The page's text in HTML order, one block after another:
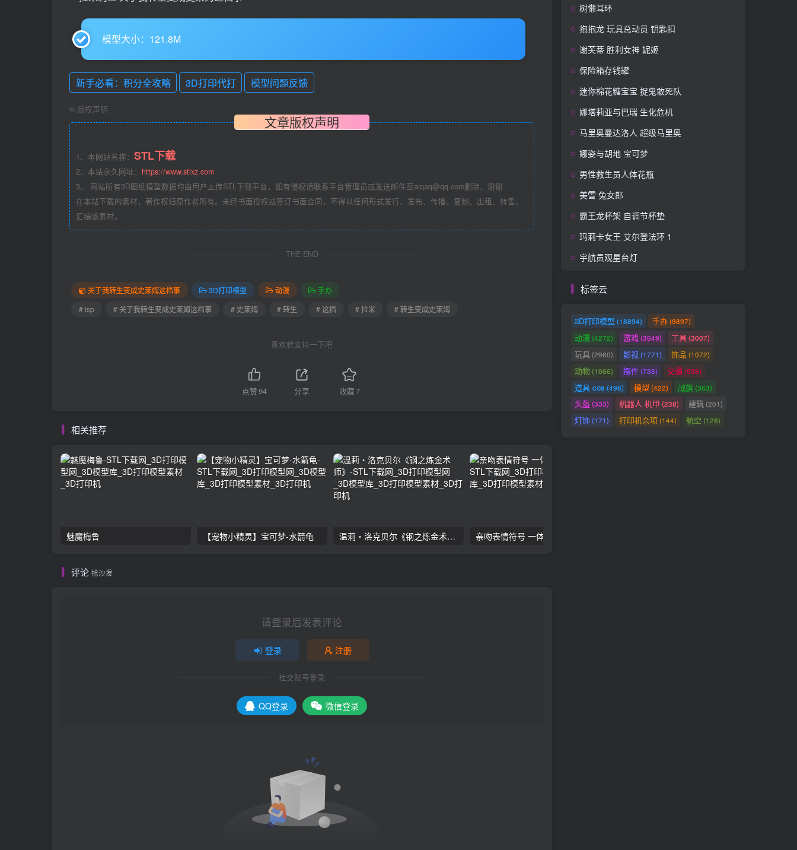
模型大小：121.8M
新手必看：积分全攻略 3D打印代打 模型问题反馈
© 版权声明
文章版权声明
1、本网站名称： STL下载
2、本站永久网址： https://www.stlxz.com
3、 网站所有3D图纸模型数据均由用户上传STL下载平台，如有侵权请联系平台管理员或发送邮件至aiqaq@qq.com删除，谢谢
在本站下载的素材，著作权归原作者所有。未经书面授权或签订书面合同，不得以任何形式发行、发布、传播、复制、出租、转售、
汇编该素材。
THE END
关于我转生变成史莱姆这档事 3D打印模型 动漫
手办
# lsp
# 关于我转生变成史莱姆这档事 # 史莱姆 # 转生 # 这档 # 拉米 # 转生变成史莱姆
喜欢就支持一下吧
点赞94 分享 收藏7
相关推荐
魅魔梅鲁 【宠物小精灵】宝可梦-水箭龟 温莉・洛克贝尔《钢之炼金术师》 亲吻表情符号 一体打印可活动
评论 抢沙发
请登录后发表评论
登录 注册
社交账号登录
QQ登录 微信登录
树懒耳环
抱抱龙 玩具总动员 钥匙扣
谢芙蒂 胜利女神 妮姬
保险箱存钱罐
迷你棉花糖宝宝 捉鬼敢死队
娜塔莉亚与巴瑞 生化危机
马里奥曼达洛人 超级马里奥
娜姿与胡地 宝可梦
男性救生员人体花瓶
美雪 兔女郎
霸王龙杯架 自调节杯垫
玛莉卡女王 艾尔登法环 1
宇航员观星台灯
标签云
3D打印模型 (18894) 手办(9897)
动漫 (4272) 游戏(3549) 工具(3007)
玩具 (2960) 影视 (1771) 饰品 (1072)
动物 (1066) 摆件(738) 交通 (536)
道具 cos (498) 模型 (422) 战旗(363)
头盔(333) 机器人 机甲 (238) 建筑(201)
灯饰(171) 打印机杂项(144) 航空 (128)